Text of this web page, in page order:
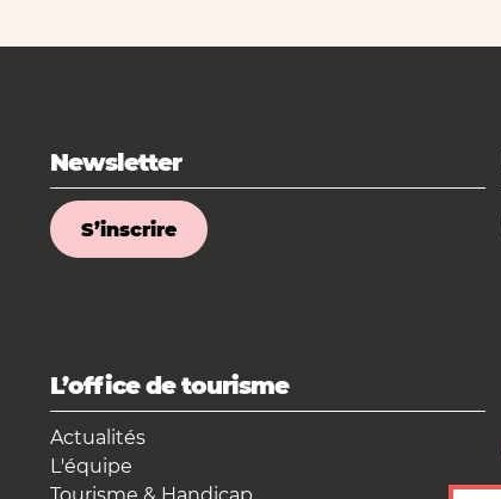
Newsletter
S’inscrire
L’office de tourisme
Actualités
L'équipe